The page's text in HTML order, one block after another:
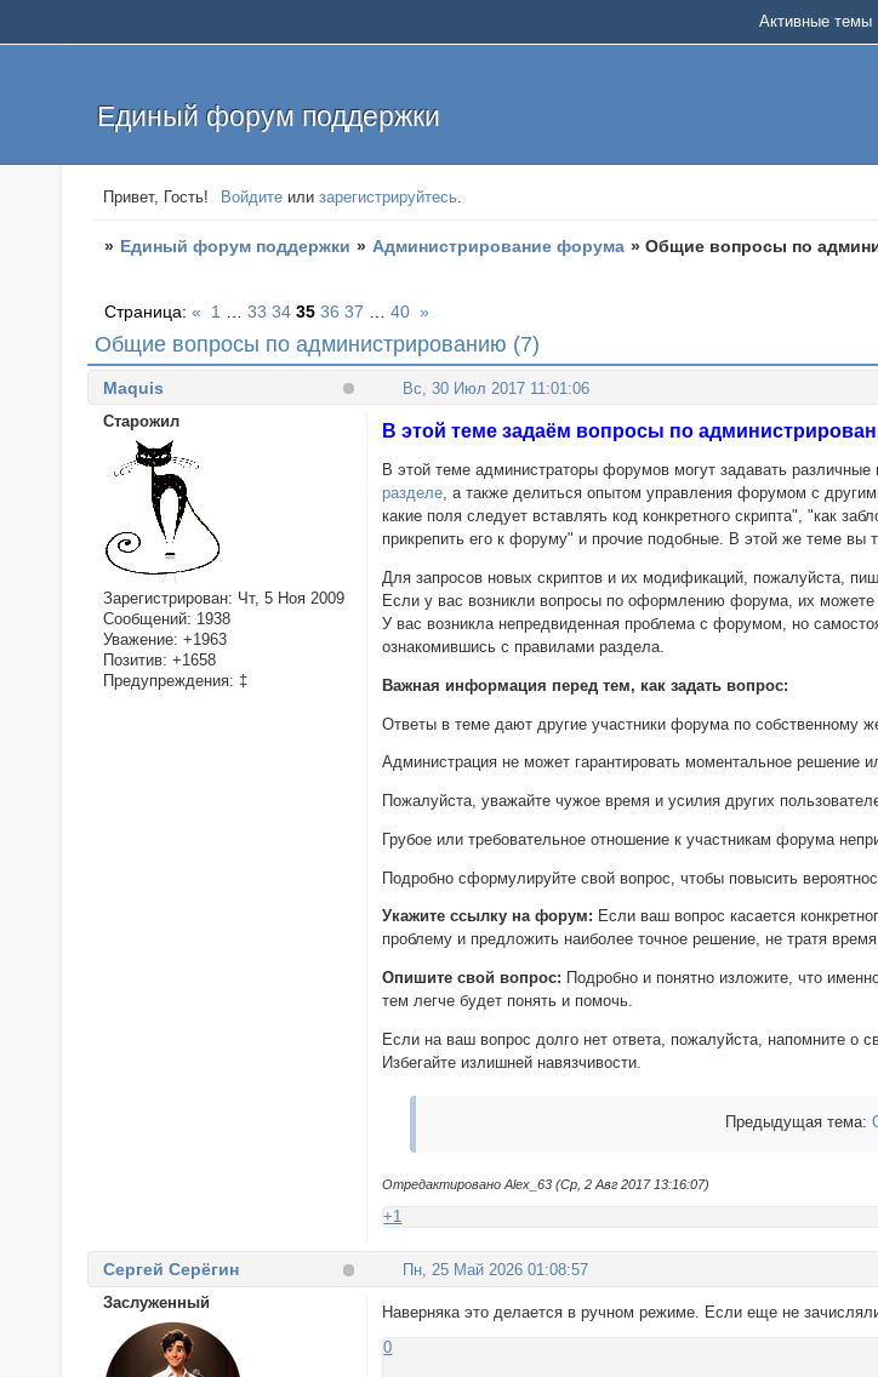
Единый форум поддержки
Активные темы
Привет, Гость! Войдите илизарегистрируйтесь.
» Единый форум поддержки » Администрирование форума »Общие вопросы по
Общие вопросы по администрированию (7)
Страница:« 1 33 34 35 36 37 40 »
Вс, 30 Июл 2017 11:01:06
Maquis
Cтарожил
Зарегистрирован: Чт, 5 Ноя 2009
Сообщений: 1938
Уважение: +1963
Позитив: +1658
Предупреждения: ‡
В этой теме задаём вопросы по
В этой теме администраторы форумов могут задавать
разделе, а также делиться опытом управления форумом с
какие поля следует вставлять код конкретного скрипта", "как
прикрепить его к форуму" и прочие подобные. В этой же теме вы
Для запросов новых скриптов и их модификаций, пожалуйста,
Если у вас возникли вопросы по оформлению форума, их
У вас возникла непредвиденная проблема с форумом, но
ознакомившись с правилами раздела.
Важная информация перед тем, как задать вопрос:
Ответы в теме дают другие участники форума по собственному
Администрация не может гарантировать моментальное решение
Пожалуйста, уважайте чужое время и усилия других
Грубое или требовательное отношение к участникам форума
Подробно сформулируйте свой вопрос, чтобы повысить
Укажите ссылку на форум: Если ваш вопрос касается
проблему и предложить наиболее точное решение, не тратя
Опишите свой вопрос: Подробно и понятно изложите, что
тем легче будет понять и помочь.
Если на ваш вопрос долго нет ответа, пожалуйста, напомните о
Избегайте излишней навязчивости.
Предыдущая тема:
Отредактировано Alex_63 (Ср, 2 Авг 2017 13:16:07)
+1
Пн, 25 Май 2026 01:08:57
Сергей Серёгин
Заслуженный
Наверняка это делается в ручном режиме. Если еще не
0